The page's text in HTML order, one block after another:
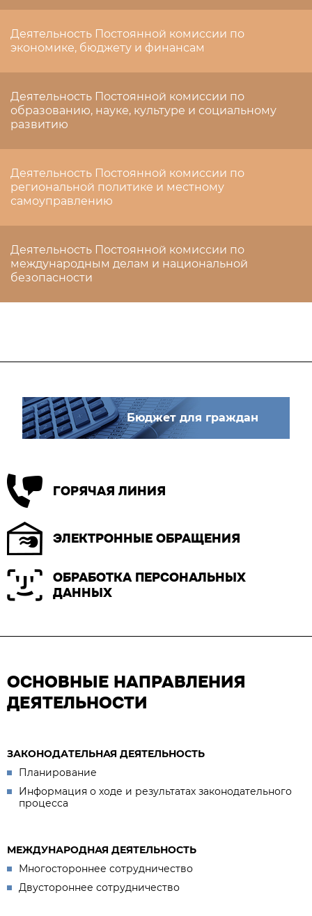
Деятельность Постоянной комиссии по
экономике, бюджету и финансам
Деятельность Постоянной комиссии по
образованию, науке, культуре и социальному
развитию
Деятельность Постоянной комиссии по
региональной политике и местному
самоуправлению
Деятельность Постоянной комиссии по
международным делам и национальной
безопасности
Бюджет для граждан
ГОРЯЧАЯ ЛИНИЯ
ЭЛЕКТРОННЫЕ ОБРАЩЕНИЯ
ОБРАБОТКА ПЕРСОНАЛЬНЫХ
ДАННЫХ
ОСНОВНЫЕ НАПРАВЛЕНИЯ
ДЕЯТЕЛЬНОСТИ
ЗАКОНОДАТЕЛЬНАЯ ДЕЯТЕЛЬНОСТЬ
Планирование
Информация о ходе и результатах законодательного
процесса
МЕЖДУНАРОДНАЯ ДЕЯТЕЛЬНОСТЬ
Многостороннее сотрудничество
Двустороннее сотрудничество